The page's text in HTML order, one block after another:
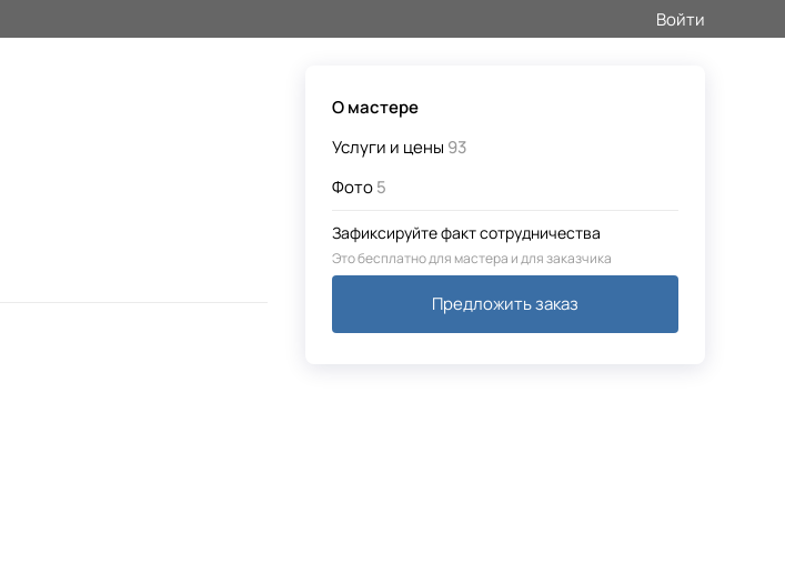
Войти
О мастере
Услуги и цены 93
Фото5
Зафиксируйте факт сотрудничества
Это бесплатно для мастера и для заказчика
Предложить заказ